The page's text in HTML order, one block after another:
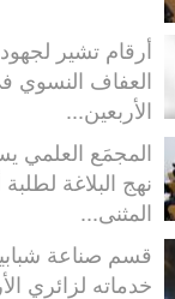
أرقام تشير
العفاف النسوي
الأربعين...
المجمَع
نهج البلاغة
المثنى...
قسم صناعة
خدماته لزائري